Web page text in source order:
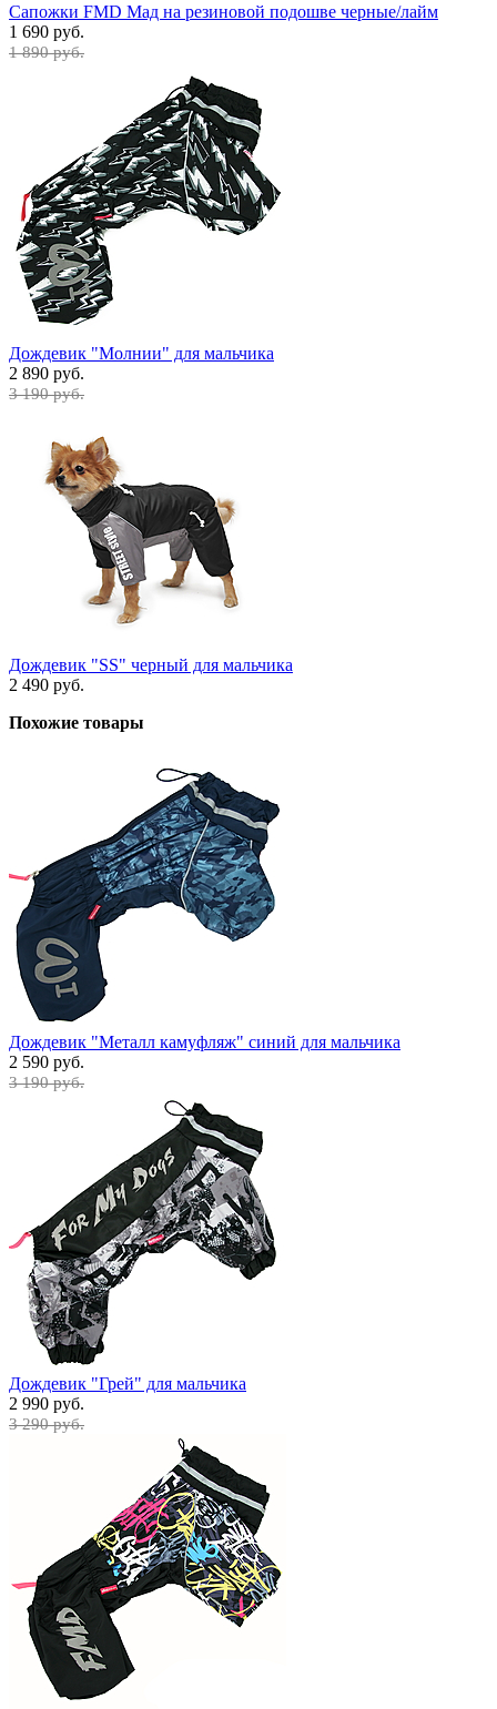
Сапожки FMD Мад на резиновой подошве черные/лайм
1 690 руб.
1 890 руб.
Дождевик "Молнии" для мальчика
2 890 руб.
3 190 руб.
Дождевик "SS" черный для мальчика
2 490 руб.
Похожие товары
Дождевик "Металл камуфляж" синий для мальчика
2 590 руб.
3 190 руб.
Дождевик "Грей" для мальчика
2 990 руб.
3 290 руб.